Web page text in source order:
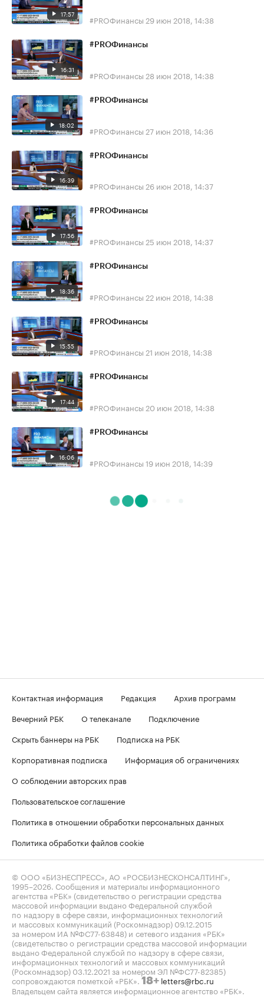
17:57 #PROФинансы 29 июн 2018, 14:38
16:31
#PROФинансы
#PROФинансы 28 июн 2018, 14:38
18:02
#PROФинансы
#PROФинансы 27 июн 2018, 14:36
16:39
#PROФинансы
#PROФинансы 26 июн 2018, 14:37
17:56
#PROФинансы
#PROФинансы 25 июн 2018, 14:37
18:36
#PROФинансы
#PROФинансы 22 июн 2018, 14:38
15:55
#PROФинансы
#PROФинансы 21 июн 2018, 14:38
17:44
#PROФинансы
#PROФинансы 20 июн 2018, 14:38
16:06
#PROФинансы
#PROФинансы 19 июн 2018, 14:39
Контактная информация Редакция
Архив программ
Вечерний РБК
О телеканале
Подключение
Скрыть баннеры на РБК
Подписка на РБК
Корпоративная подписка
Информация об ограничениях
О соблюдении авторских прав
Пользовательское соглашение
Политика в отношении обработки персональных данных
Политика обработки файлов cookie
© ООО «БИЗНЕСПРЕСС», АО «РОСБИЗНЕСКОНСАЛТИНГ»,
1995–2026 . Сообщения и материалы информационного
агентства «РБК» (свидетельство о регистрации средства
массовой информации выдано Федеральной службой
по надзору в сфере связи, информационных технологий
и массовых коммуникаций (Роскомнадзор) 09.12.2015
за номером ИА №ФС77-63848) и сетевого издания «РБК»
(свидетельство о регистрации средства массовой информации
выдано Федеральной службой по надзору в сфере связи,
информационных технологий и массовых коммуникаций
(Роскомнадзор) 03.12.2021 за номером ЭЛ №ФС77-82385)
сопровождаются пометкой «РБК». 18+ letters@rbc.ru
Владельцем сайта является информационное агентство «РБК».